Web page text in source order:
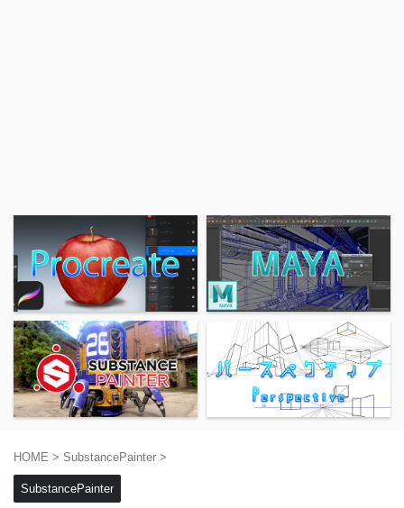
HOME > SubstancePainter >
SubstancePainter